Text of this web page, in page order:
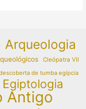
Arqueologia
Cleópatra VII
de tumba egípcia
Egiptologia
Antigo